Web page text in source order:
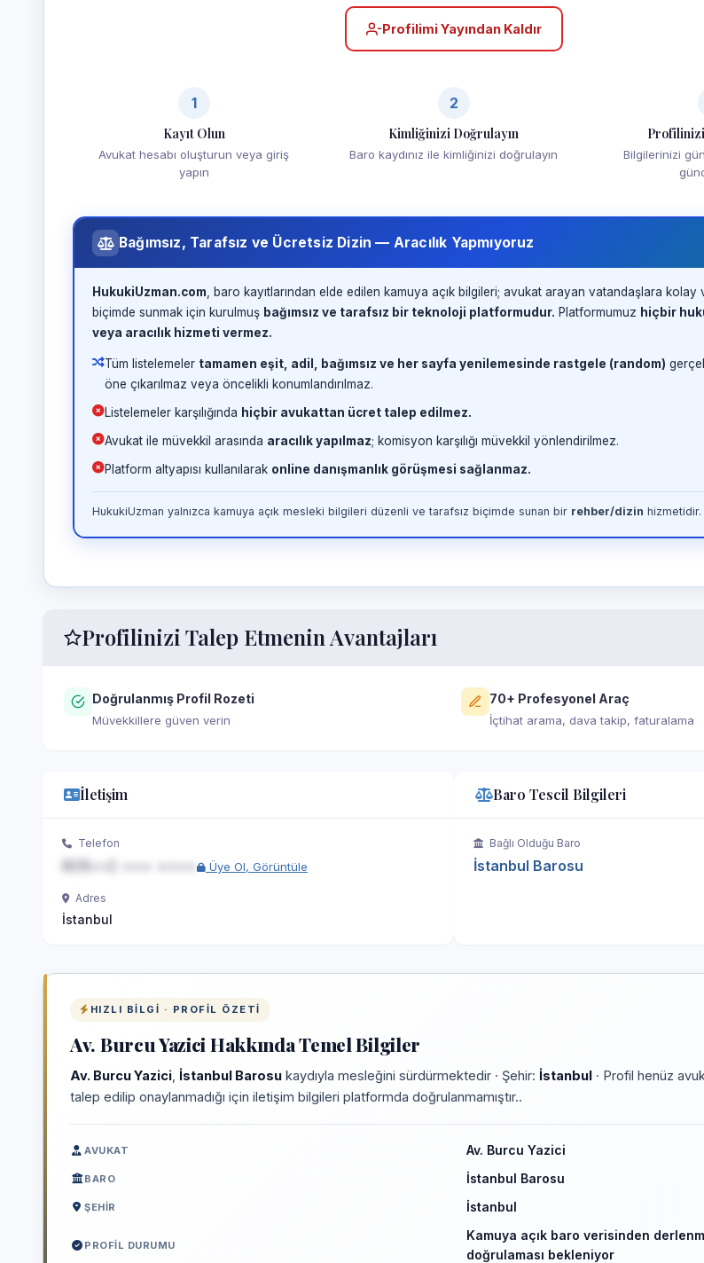
Profilimi Yayından Kaldır
1
Kayıt Olun
Avukat hesabı oluşturun veya giriş
yapın
2
Kimliğinizi Doğrulayın
Baro kaydınız ile kimliğinizi doğrulayın
Bilgilerinizi
Bağımsız, Tarafsız ve Ücretsiz Dizin — Aracılık Yapmıyoruz
HukukiUzman.com , baro kayıtlarından elde edilen kamuya açık bilgileri; avukat arayan vatandaşlara kolay
biçimde sunmak için kurulmuş bağımsız ve tarafsız bir teknoloji platformudur. Platformumuz hiçbir
veya aracılık hizmeti vermez.
Tüm listelemeler tamamen eşit, adil, bağımsız ve her sayfa yenilemesinde rastgele (random)
öne çıkarılmaz veya öncelikli konumlandırılmaz.
Listelemeler karşılığında hiçbir avukattan ücret talep edilmez.
Avukat ile müvekkil arasında aracılık yapılmaz; komisyon karşılığı müvekkil yönlendirilmez.
Platform altyapısı kullanılarak online danışmanlık görüşmesi sağlanmaz.
HukukiUzman yalnızca kamuya açık mesleki bilgileri düzenli ve tarafsız biçimde sunan bir rehber/dizin hizmetidir.
Profilinizi Talep Etmenin Avantajları
Doğrulanmış Profil Rozeti
Müvekkillere güven verin
70+ Profesyonel Araç
İçtihat arama, dava takip, faturalama
İletişim
Telefon
Üye Ol, Görüntüle
Adres
İstanbul
Baro Tescil Bilgileri
Bağlı Olduğu Baro
İstanbul Barosu
HIZLI BILGI · PROFIL ÖZETI
Av. Burcu Yazici Hakkında Temel Bilgiler
Av. Burcu Yazici İstanbul Barosu kaydıyla mesleğini sürdürmektedir · Şehir: İstanbul · Profil henüz
talep edilip onaylanmadığı için iletişim bilgileri platformda doğrulanmamıştır..
AVUKAT Av. Burcu Yazici
BARO İstanbul Barosu
ŞEHIR İstanbul
PROFIL DURUMU
Kamuya açık baro verisinden
doğrulaması bekleniyor